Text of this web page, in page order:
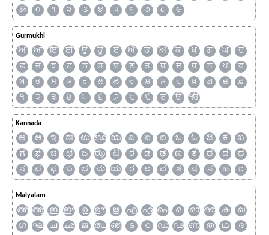
ૐ
૦ ૧ ૨ ૩ ૪ ૫ ૬ ૭ ૮ ૯
Gurmukhi
ਅ ਆ ਇ ਈ ਉ ਊ ਏ ਐ ਓ ਔ ਕ ਖ ਗ ਘ
ਚ
ਛ
ਜ ਝ ਟ ਠ ਡ ਢ ਣ ਤ ਥ ਦ ਧ ਨ ਪ
ਫ
ਬ
ਭ ਮ ਯ ਰ ਲ ਲ਼ ਵ ਸ਼ ਸ ਹ ਖ਼ ਗ਼ ਜ਼
ਫ਼
੧
੨ ੩ ੪ ੫ ੬ ੭ ੮ ੯ ੲ ੳ ੴ
Kannada
ಅ ಆ ಇ ಈ ಉ ಊ ಋ ಎ ಏ ಐ ಒ ಓ ಔ ಕ
ಖ
ಗ
ಘ ಚ ಛ ಜ ಝ ಟ ಠ ಡ ಢ ಣ ತ ಥ ದ
ಧ
ನ
ಪ ಫ ಬ ಭ ಮ ಯ ರ ಲ ವ ಶ ಷ ಸ ಹ ೧
Malyalam
അ ആ ഇ ഈ ഉ ഊ ഋ എ ഏ ഐ ഒ ഓ ഔ ക
ഖ
ഗ
ഘ ച ഛ ജ ഝ ഞ ട ഠ ഡ ഢ ണ ത ഥ
ദ